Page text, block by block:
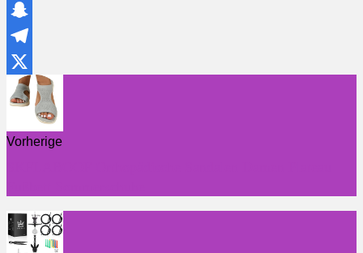
WhatsApp
Snapchat
Telegram
Vorherige